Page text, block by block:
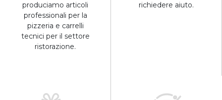
produciamo articoli
professionali per la
pizzeria e carrelli
tecnici per il settore
ristorazione.
richiedere aiuto.